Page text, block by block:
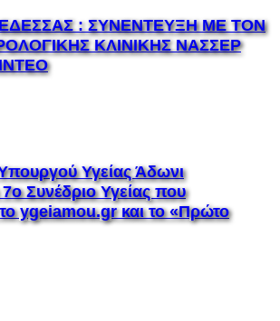
: ΣΥΝΕΝΤΕΥΞΗ ΜΕ ΤΟΝ
ΚΛΙΝΙΚΗΣ ΝΑΣΣΕΡ
Υγείας Άδωνι
Συνέδριο Υγείας που
ygeiamou.gr και το «Πρώτο